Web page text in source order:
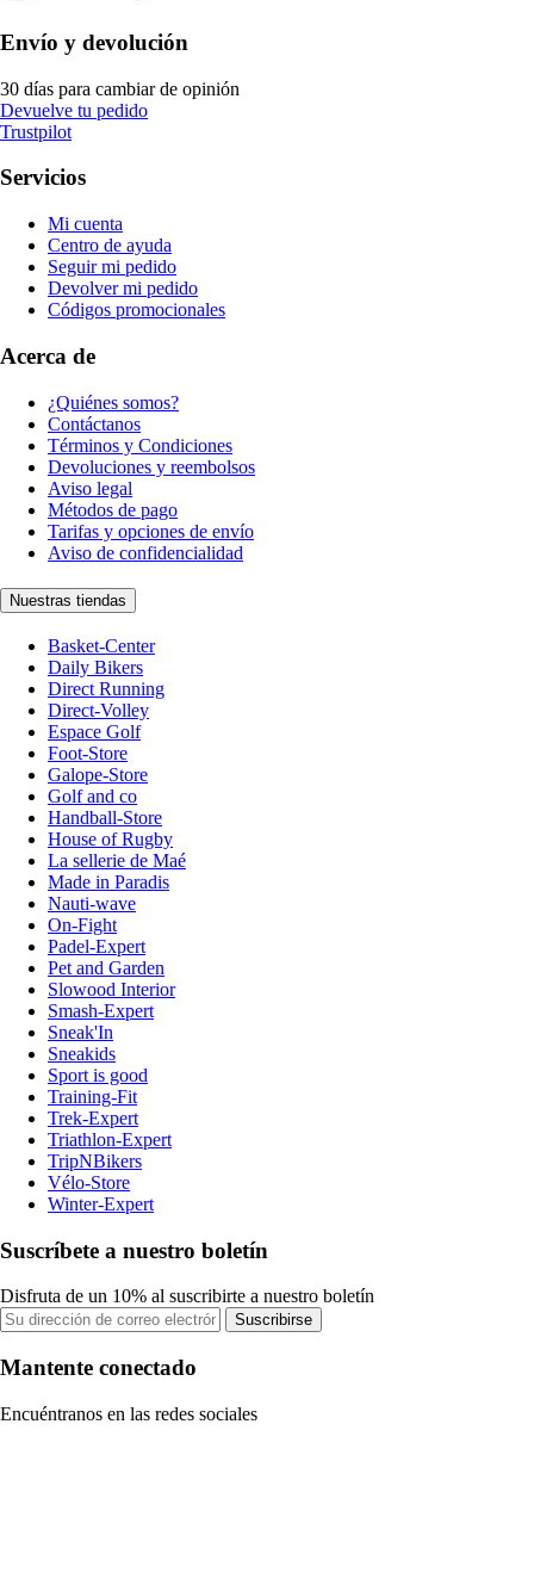
Envío y devolución
30 días para cambiar de opinión
Devuelve tu pedido
Trustpilot
Servicios
Mi cuenta
Centro de ayuda
Seguir mi pedido
Devolver mi pedido
Códigos promocionales
Acerca de
¿Quiénes somos?
Contáctanos
Términos y Condiciones
Devoluciones y reembolsos
Aviso legal
Métodos de pago
Tarifas y opciones de envío
Aviso de confidencialidad
Nuestras tiendas
Basket-Center
Daily Bikers
Direct Running
Direct-Volley
Espace Golf
Foot-Store
Galope-Store
Golf and co
Handball-Store
House of Rugby
La sellerie de Maé
Made in Paradis
Nauti-wave
On-Fight
Padel-Expert
Pet and Garden
Slowood Interior
Smash-Expert
Sneak'In
Sneakids
Sport is good
Training-Fit
Trek-Expert
Triathlon-Expert
TripNBikers
Vélo-Store
Winter-Expert
Suscríbete a nuestro boletín
Disfruta de un 10% al suscribirte a nuestro boletín
Suscribirse
Mantente conectado
Encuéntranos en las redes sociales